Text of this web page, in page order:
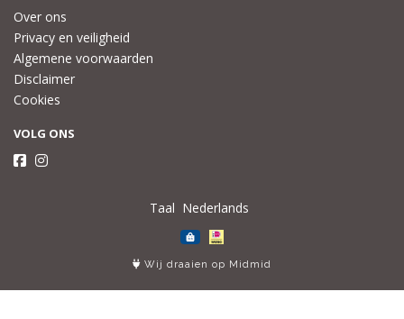
Over ons
Privacy en veiligheid
Algemene voorwaarden
Disclaimer
Cookies
VOLG ONS
Taal
Wij draaien op Midmid